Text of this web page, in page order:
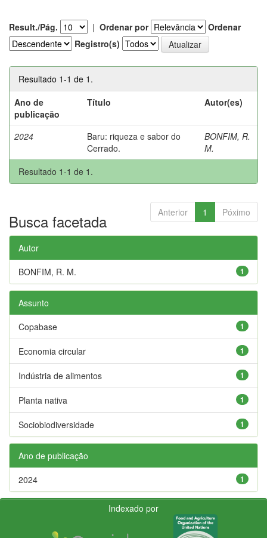
Result./Pág. | Ordenar por
Ordenar
Registro(s)
Resultado 1-1 de 1.
Ano de
publicação
Título Autor(es)
2024
Baru: riqueza e sabor do
Cerrado.
BONFIM, R.
M.
Resultado 1-1 de 1.
Anterior 1 Póximo
Busca facetada
Autor
1
BONFIM, R. M.
Assunto
1
Copabase
1
Economia circular
1
Indústria de alimentos
1
Planta nativa
1
Sociobiodiversidade
Ano de publicação
1
2024
Indexado por